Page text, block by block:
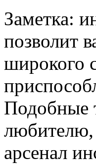
Заметка:
позволит
широкого
Подобные
арсенал